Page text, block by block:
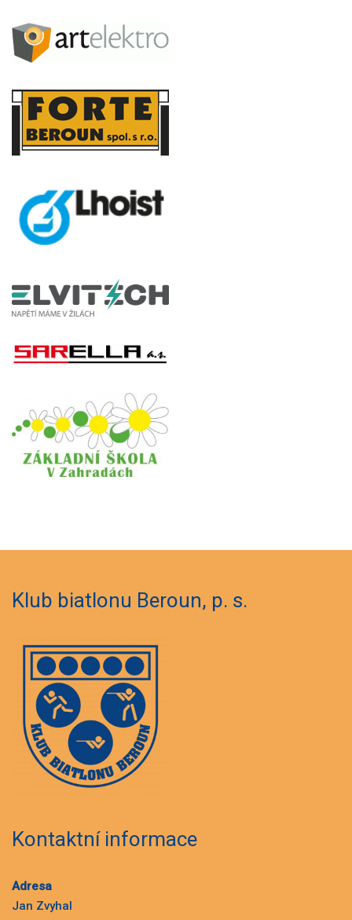
Klub biatlonu Beroun, p. s.
Kontaktní informace
Adresa
Jan Zvyhal